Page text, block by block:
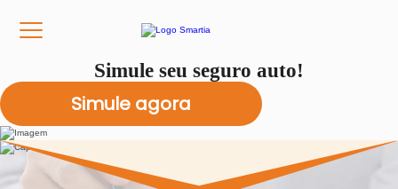
Simule seu seguro auto!